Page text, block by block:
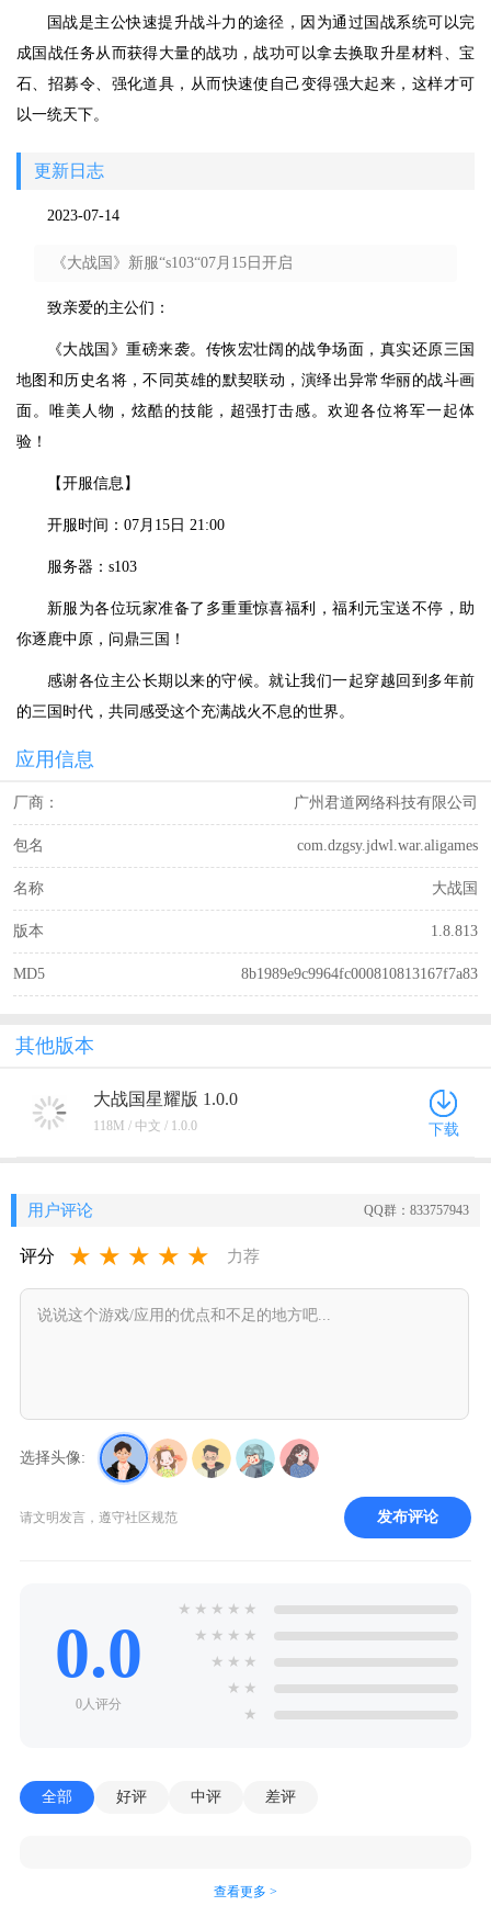
国战是主公快速提升战斗力的途径，因为通过国战系统可以完
成国战任务从而获得大量的战功，战功可以拿去换取升星材料、宝
石、招募令、强化道具，从而快速使自己变得强大起来，这样才可
以一统天下。
更新日志
2023-07-14
《大战国》新服“s103“07月15日开启
致亲爱的主公们：
《大战国》重磅来袭。传恢宏壮阔的战争场面，真实还原三国
地图和历史名将，不同英雄的默契联动，演绎出异常华丽的战斗画
面。唯美人物，炫酷的技能，超强打击感。欢迎各位将军一起体
验！
【开服信息】
开服时间：07月15日 21:00
服务器：s103
新服为各位玩家准备了多重重惊喜福利，福利元宝送不停，助
你逐鹿中原，问鼎三国！
感谢各位主公长期以来的守候。就让我们一起穿越回到多年前
的三国时代，共同感受这个充满战火不息的世界。
应用信息
厂商： 广州君道网络科技有限公司
包名 com.dzgsy.jdwl.war.aligames
名称 大战国
版本 1.8.813
MD5 8b1989e9c9964fc000810813167f7a83
其他版本
大战国星耀版 1.0.0
118M / 中文 / 1.0.0 下载
用户评论 QQ群：833757943
评分 ★ ★ ★ ★ ★ 力荐
选择头像:
请文明发言，遵守社区规范 发布评论
0.0
0人评分
★ ★ ★ ★ ★
★ ★ ★ ★
★ ★ ★
★ ★
★
全部 好评 中评 差评
查看更多 >